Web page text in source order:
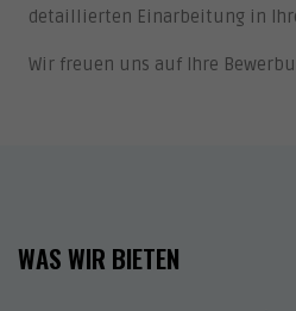
detaillierten Einarbeitung in
Wir freuen uns auf Ihre
WAS WIR BIETEN